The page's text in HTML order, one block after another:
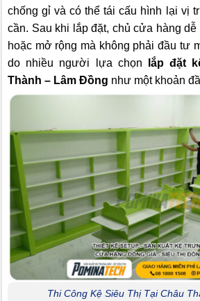
chống gỉ và có thể tái cấu hình lại vị
cần. Sau khi lắp đặt, chủ cửa hàng
hoặc mở rộng mà không phải đầu tư
do nhiều người lựa chọn
lắp đặt
Thành – Lâm Đồng như một khoản
Thi Công Kệ Siêu Thị Tại Châu